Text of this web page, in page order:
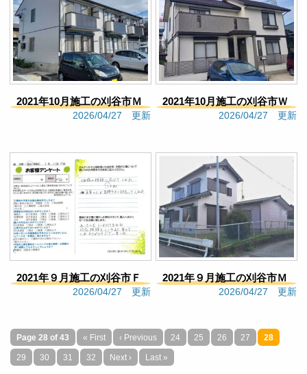
Google口コミ
大矢恵
9 months ago
見積もりの段階から丁寧に対
応していただき施工完了までお世話になりました。
他社と検討しておりましたがエムアールさんに依頼
をしていただき職人さん達にも感謝しております。
今後も保証期間お世話になりますがよろしくお願い
Google口コミ
MO121
9 months ago
見積もりの段階から丁寧に対
応していただき施工完了までお世話になりました。
他社と検討しておりましたがエムアールさんに依頼
をして良かったです。施工中も点検やしっかり作業
今後も保証期間お世話になりますがよろしくお願い
いたします。地元密着の信頼できる塗装会社だと思
口コミ一覧を見る
2021年10月施工の刈谷市Ｍ
2026/04/27 更新
2021年10月施工の刈谷市Ｗ
2026/04/27 更新
2021年９月施工の刈谷市Ｆ
2026/04/27 更新
2021年９月施工の刈谷市Ｍ
2026/04/27 更新
Page 28 of 43 « First ‹ Previous 24 25 26 27 28
29 30 31 32 Next › Last »